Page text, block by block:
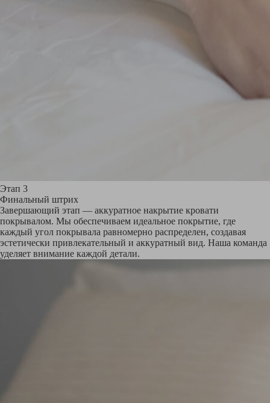
Этап 3
Финальный штрих
Завершающий этап — аккуратное накрытие кровати
покрывалом. Мы обеспечиваем идеальное покрытие, где
каждый угол покрывала равномерно распределен, создавая
эстетически привлекательный и аккуратный вид. Наша команда
уделяет внимание каждой детали.